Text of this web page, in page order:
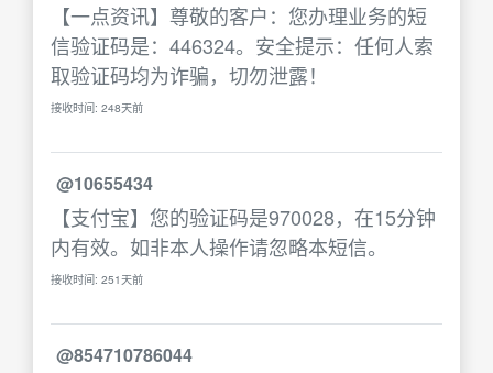
【一点资讯】尊敬的客户：您办理业务的短
信验证码是：446324。安全提示：任何人索
取验证码均为诈骗，切勿泄露！
接收时间: 248天前
@10655434
【支付宝】您的验证码是970028，在15分钟
内有效。如非本人操作请忽略本短信。
接收时间: 251天前
@854710786044